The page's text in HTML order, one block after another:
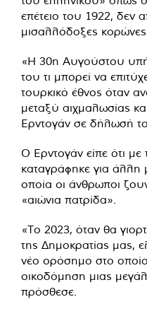
επέτειο του 1922, δεν
μισαλλόδοξες
«Η 30η Αυγούστου
του τι μπορεί να
τουρκικό έθνος όταν
μεταξύ αιχμαλωσίας
Ερντογάν σε δήλωσή
Ο Ερντογάν είπε ότι
καταγράφηκε για άλλη
οποία οι άνθρωποι
«αιώνια πατρίδα».
«Το 2023, όταν θα
της Δημοκρατίας μας,
νέο ορόσημο στο
οικοδόμηση μιας
πρόσθεσε.